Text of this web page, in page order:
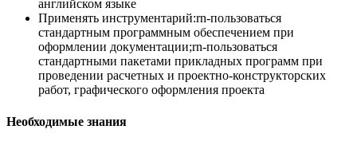
английском языке
Применять инструментарий:rn-пользоваться
стандартным программным обеспечением при
оформлении документации;rn-пользоваться
стандартными пакетами прикладных программ при
проведении расчетных и проектно-конструкторских
работ, графического оформления проекта
Необходимые знания